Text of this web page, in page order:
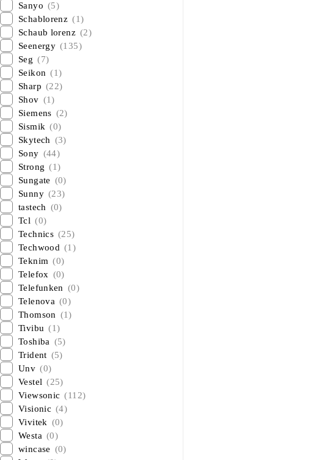
Sanyo (5)
Schablorenz (1)
Schaub lorenz (2)
Seenergy (135)
Seg (7)
Seikon (1)
Sharp (22)
Shov (1)
Siemens (2)
Sismik (0)
Skytech (3)
Sony (44)
Strong (1)
Sungate (0)
Sunny (23)
tastech (0)
Tcl (0)
Technics (25)
Techwood (1)
Teknim (0)
Telefox (0)
Telefunken (0)
Telenova (0)
Thomson (1)
Tivibu (1)
Toshiba (5)
Trident (5)
Unv (0)
Vestel (25)
Viewsonic (112)
Visionic (4)
Vivitek (0)
Westa (0)
wincase (0)